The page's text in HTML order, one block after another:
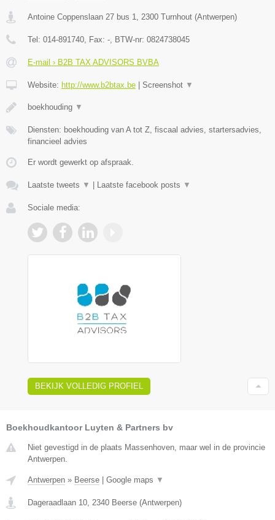
Antoine Coppenslaan 27 bus 1, 2300 Turnhout (Antwerpen)
Tel: 014-891740, Fax: -, BTW-nr: 0824738045
E-mail › B2B TAX ADVISORS BVBA
Website: http://www.b2btax.be Screenshot ▼
boekhouding ▼
Diensten: boekhouding van A tot Z, fiscaal advies, startersadvies,
financieel advies
Er wordt gewerkt op afspraak.
Laatste tweets ▼ Laatste facebook posts ▼
Sociale media:
BEKIJK VOLLEDIG PROFIEL
Boekhoudkantoor Luyten & Partners bv
Niet gevestigd in de plaats Massenhoven, maar wel in de provincie
Antwerpen.
Antwerpen » Beerse Google maps ▼
Dageraadlaan 10, 2340 Beerse (Antwerpen)